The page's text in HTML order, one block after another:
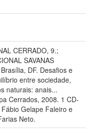
CERRADO, 9.;
SAVANAS
DF. Desafios e
entre sociedade,
naturais: anais...
Cerrados, 2008. 1 CD-
Gelape Faleiro e
Neto.